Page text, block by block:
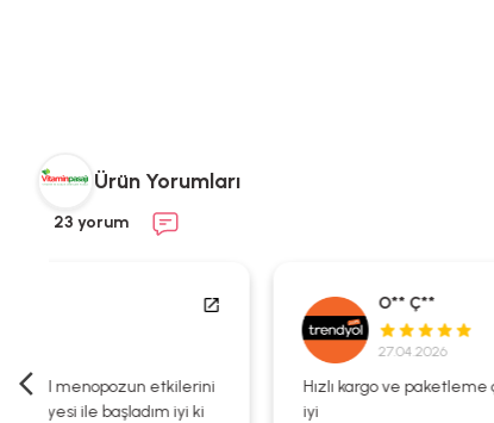
Ürün Yorumları
23 yorum
O** Ç**
Hızlı kargo ve paketleme çok iyi ürün zaten kalitesi çok
iyi